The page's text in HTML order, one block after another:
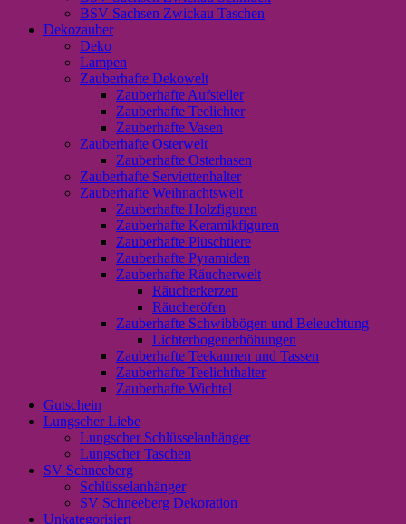
BSV Sachsen Zwickau Taschen
Dekozauber
Deko
Lampen
Zauberhafte Dekowelt
Zauberhafte Aufsteller
Zauberhafte Teelichter
Zauberhafte Vasen
Zauberhafte Osterwelt
Zauberhafte Osterhasen
Zauberhafte Serviettenhalter
Zauberhafte Weihnachtswelt
Zauberhafte Holzfiguren
Zauberhafte Keramikfiguren
Zauberhafte Plüschtiere
Zauberhafte Pyramiden
Zauberhafte Räucherwelt
Räucherkerzen
Räucheröfen
Zauberhafte Schwibbögen und Beleuchtung
Lichterbogenerhöhungen
Zauberhafte Teekannen und Tassen
Zauberhafte Teelichthalter
Zauberhafte Wichtel
Gutschein
Lungscher Liebe
Lungscher Schlüsselanhänger
Lungscher Taschen
SV Schneeberg
Schlüsselanhänger
SV Schneeberg Dekoration
Unkategorisiert